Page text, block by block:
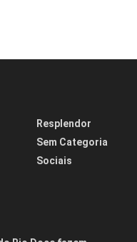
Resplendor
Sem Categoria
Sociais